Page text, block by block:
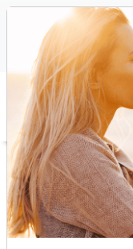
Direkt zum Inhalt
Versandkostenfrei
Ohne
Startseite